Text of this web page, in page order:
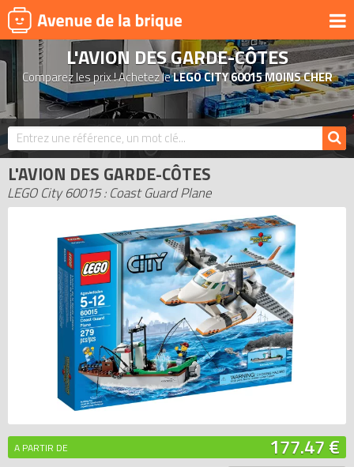
UNIVERS
PRODUITS DÉRIVÉS
NOUVEAUTÉS
LEGO 2026
BONS PLANS
ACTUALITÉS
ASSOCIATIONS DE FANS
EXPOSITIONS LEGO
LEGO LES PLUS CHERS
DERNIERS LEGO AJOUTÉS
L'AVION DES GARDE-CÔTES
Comparez les prix ! Achetez leLEGO CITY 60015 MOINS CHER
L'AVION DES GARDE-CÔTES
LEGO City 60015 : Coast Guard Plane
A PARTIR DE 177.47 €